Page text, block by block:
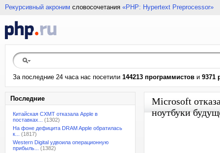
Рекурсивный акроним словосочетания «PHP: Hypertext Preprocessor»
За последние 24 часа нас посетили 144213 программистов и 9371
Последние
Китайская CXMT отказала Apple в
поставках...
(1302)
На фоне дефицита DRAM Apple обратилась
к...
(1817)
Western Digital удвоила операционную
прибыль...
(1382)
Microsoft
ноутбуки